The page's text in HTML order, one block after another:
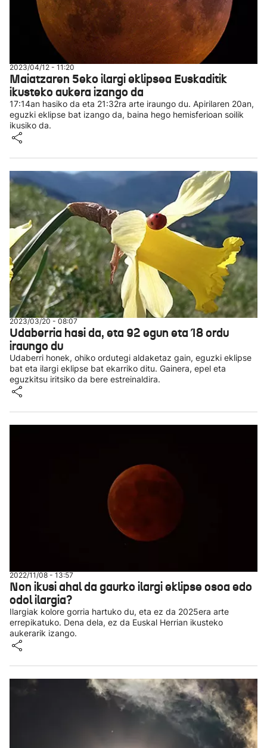
2023/04/12 - 11:20
Maiatzaren 5eko ilargi eklipsea Euskaditik
ikusteko aukera izango da
17:14an hasiko da eta 21:32ra arte iraungo du. Apirilaren 20an,
eguzki eklipse bat izango da, baina hego hemisferioan soilik
ikusiko da.
2023/03/20 - 08:07
Udaberria hasi da, eta 92 egun eta 18 ordu
iraungo du
Udaberri honek, ohiko ordutegi aldaketaz gain, eguzki eklipse
bat eta ilargi eklipse bat ekarriko ditu. Gainera, epel eta
eguzkitsu iritsiko da bere estreinaldira.
2022/11/08 - 13:57
Non ikusi ahal da gaurko ilargi eklipse osoa edo
odol ilargia?
Ilargiak kolore gorria hartuko du, eta ez da 2025era arte
errepikatuko. Dena dela, ez da Euskal Herrian ikusteko
aukerarik izango.